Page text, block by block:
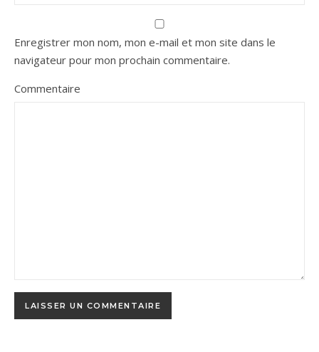
Enregistrer mon nom, mon e-mail et mon site dans le
navigateur pour mon prochain commentaire.
Commentaire